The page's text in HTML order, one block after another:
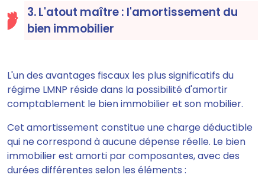
3. L'atout maître : l'amortissement du
bien immobilier
L'un des avantages fiscaux les plus significatifs du
régime LMNP réside dans la possibilité d'amortir
comptablement le bien immobilier et son mobilier.
Cet amortissement constitue une charge déductible
qui ne correspond à aucune dépense réelle. Le bien
immobilier est amorti par composantes, avec des
durées différentes selon les éléments :